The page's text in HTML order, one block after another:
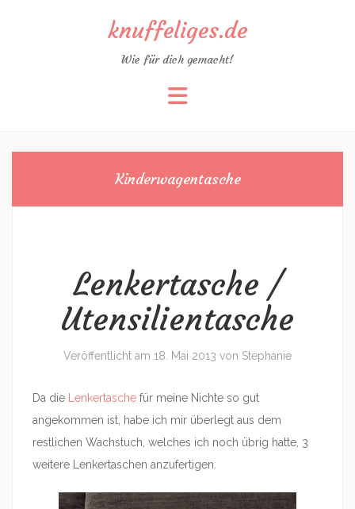
knuffeliges.de
Wie für dich gemacht!
Kinderwagentasche
Lenkertasche /
Utensilientasche
Veröffentlicht am 18. Mai 2013 von Stephanie
Da die Lenkertasche für meine Nichte so gut
angekommen ist, habe ich mir überlegt aus dem
restlichen Wachstuch, welches ich noch übrig hatte, 3
weitere Lenkertaschen anzufertigen.